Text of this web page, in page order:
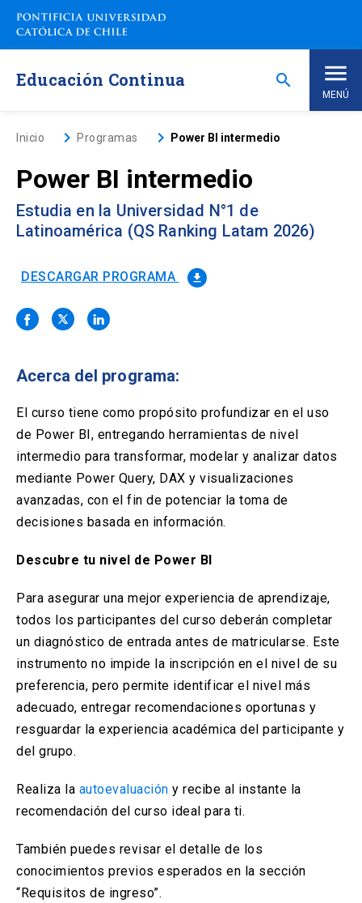
Saltar
contenido
Educación Continua search
MENÚ
Inicio
Nosotros
Programas de Estudio
Programas Corporativos
Noticias
enlace
abre
en
una
pestaña)
Portal Empresas(El
se
abre
en
una
pestaña)
Pagos y Convenios
se
abre
en
nueva
ACCESOS UC
enlace
en
una
nueva
pestaña)
enlace
en
una
nueva
pestaña)
enlace
se
abre
en
una
pestaña)
Inicio keyboard_arrow_rightProgramas keyboard_arrow_right Power BI intermedio
Power BI intermedio
Estudia en la Universidad N°1 de
Latinoamérica (QS Ranking Latam 2026)
DESCARGAR PROGRAMA file_download
Acerca del programa:
El curso tiene como propósito profundizar en el uso
de Power BI, entregando herramientas de nivel
intermedio para transformar, modelar y analizar datos
mediante Power Query, DAX y visualizaciones
avanzadas, con el fin de potenciar la toma de
decisiones basada en información.
Descubre tu nivel de Power BI
Para asegurar una mejor experiencia de aprendizaje,
todos los participantes del curso deberán completar
un diagnóstico de entrada antes de matricularse. Este
instrumento no impide la inscripción en el nivel de su
preferencia, pero permite identificar el nivel más
adecuado, entregar recomendaciones oportunas y
resguardar la experiencia académica del participante y
del grupo.
Realiza la autoevaluación y recibe al instante la
recomendación del curso ideal para ti.
También puedes revisar el detalle de los
conocimientos previos esperados en la sección
“Requisitos de ingreso”.